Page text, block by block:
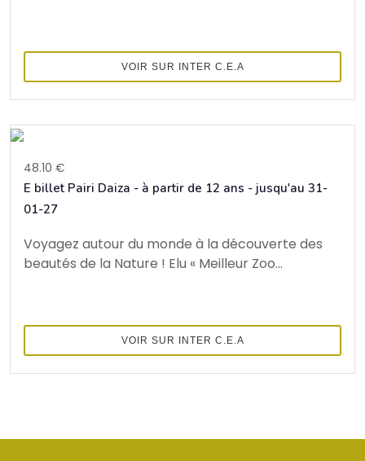
VOIR SUR INTER C.E.A
48.10 €
E billet Pairi Daiza - à partir de 12 ans - jusqu'au 31-
01-27
Voyagez autour du monde à la découverte des
beautés de la Nature ! Elu « Meilleur Zoo...
VOIR SUR INTER C.E.A